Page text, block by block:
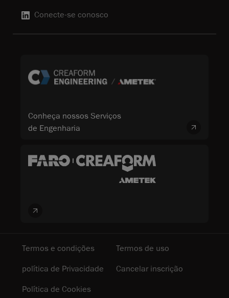
Conecte-se conosco
Conheça nossos Serviços
de Engenharia
Termos e condições
Termos de uso
política de Privacidade
Cancelar inscrição
Política de Cookies